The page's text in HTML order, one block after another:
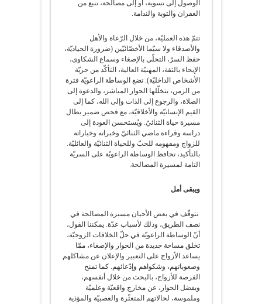
الوصول إلى تسوية، أو إلى مصالحة، تنبع من
الغفران والتوبة والندامة.
تتمّ هذه العمليّة، من خلال الرّعاة والأهل
والأصدقاء ولا سيّما الأخصّائيّين (ضرورة الحياديّة،
حفظ السرّ، التحلّي بالإصغاء وسماع الشكاوى،
الإيحاء بالثقة، المهنيّة العالية، التأكّد من حريّة
الأشخاص الداخليّة). تضع الوساطة الراعويّة فترة
من الزمن، يتخلّلها الحوار المباشر، والدعوة إلى
الصلاة، والرجوع إلى الذات وإلى الله، كما إلى
القيم الإنسانيّة والأخلاقيّة، مع فحص ضمير يطال
مسيرة حياة الثنائيّ. ويُستحسن العودة إلى
دراسة وقراءة ماضي الثنائيّ وخبراته وخياراته
للزواج ومفهومه للحبّ وللحياة الثنائيّة والعائليّة.
بالتأكيد، تحافظ الوساطة الراعويّة على السريّة
التامة لمسيرة المصالحة.
ويبقى أمل
تتوقّف في بعض الأحيان مسيرة المصالحة في
نصف الطريق، وذلك لأسباب عدّة. يمكننا القول،
أنّ الوساطة الراعويّة في حلّ الخلافات الزوجيّة،
تخلق مساحة جديدة من الحوار والإصغاء، ممّا
يساعد الأزواج على التعبير والإعلان عن مشاكلهم
وصعوباتهم، وشكواهم وإدّعائهم. كما تمنح
الفرصة للأزواج، بالبحث من خلال أنفسهم،
وبفضل الحوار، عن مخارج واقعيّة وعلميّة
وملموسة، لحالاتهم المتعثّرة والعصبيّة والمؤذية